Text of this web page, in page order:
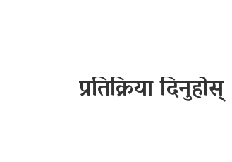
प्रतिक्रिया दिनुहोस्